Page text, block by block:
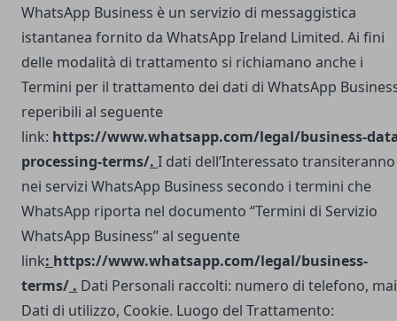
WhatsApp Business è un servizio di messaggistica
istantanea fornito da WhatsApp Ireland Limited. Ai fini
delle modalità di trattamento si richiamano anche i
Termini per il trattamento dei dati di WhatsApp
reperibili al seguente
link: https://www.whatsapp.com/legal/business-
processing-terms/. I dati dell’Interessato transiteranno
nei servizi WhatsApp Business secondo i termini che
WhatsApp riporta nel documento “Termini di Servizio
WhatsApp Business” al seguente
link: https://www.whatsapp.com/legal/business-
terms/ . Dati Personali raccolti: numero di telefono,
Dati di utilizzo, Cookie. Luogo del Trattamento: